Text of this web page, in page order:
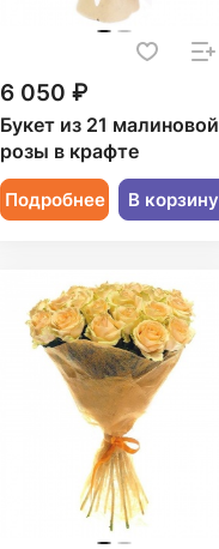
6 050 ₽
Букет из 21 малиновой
розы в крафте
Подробнее В корзину